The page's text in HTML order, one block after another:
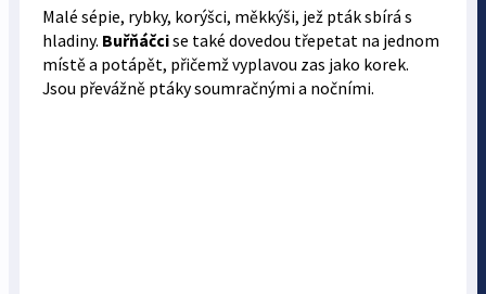
Malé sépie, rybky, korýšci, měkkýši, jež pták sbírá s
hladiny. Buřňáčcise také dovedou třepetat na jednom
místě a potápět, přičemž vyplavou zas jako korek.
Jsou převážně ptáky soumračnými a nočními.